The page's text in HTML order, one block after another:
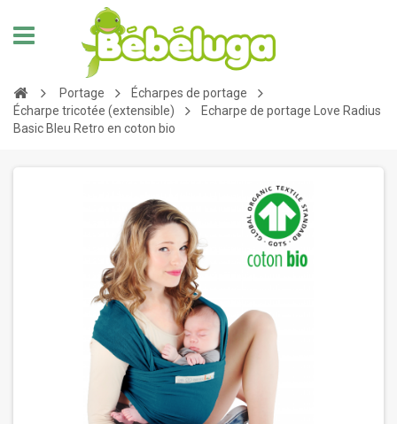
Portage
Écharpes de portage
Écharpe tricotée (extensible)
Echarpe de portage Love Radius
Basic Bleu Retro en coton bio